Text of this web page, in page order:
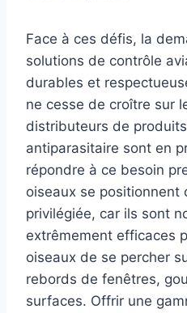
Face à ces défis, la
solutions de contrôle
durables et
ne cesse de croître sur
distributeurs de
antiparasitaire sont en
répondre à ce besoin
oiseaux se positionnent
privilégiée, car ils sont
extrêmement efficaces
oiseaux de se percher
rebords de fenêtres,
surfaces. Offrir une